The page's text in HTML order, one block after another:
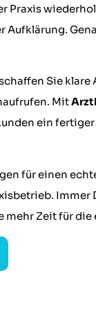
Praxis
Aufklärung.
Sie
Mit
ein
für einen
mehr Zeit für